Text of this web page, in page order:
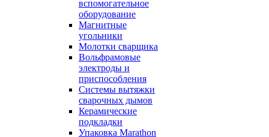
вспомогательное
оборудование
Магнитные
угольники
Молотки сварщика
Вольфрамовые
электроды и
приспособления
Системы вытяжки
сварочных дымов
Керамические
подкладки
Упаковка Marathon